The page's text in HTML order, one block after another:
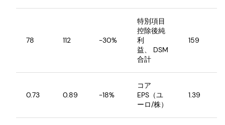
78 112 -30%
特別項目
控除後純
利
益、 DSM
合計
159
0.73 0.89 -18%
コア
EPS（ユ
ーロ/株）
1.39